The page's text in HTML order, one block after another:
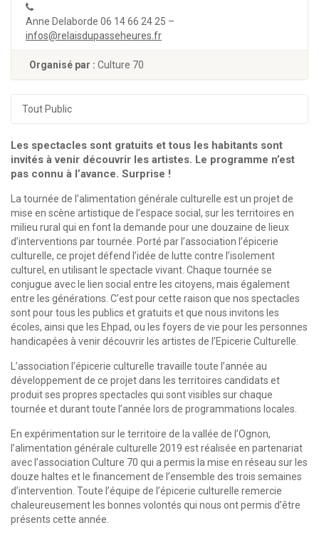
Anne Delaborde 06 14 66 24 25 –
infos@relaisdupasseheures.fr
Organisé par : Culture 70
Tout Public
Les spectacles sont gratuits et tous les habitants sont
invités à venir découvrir les artistes. Le programme n’est
pas connu à l’avance. Surprise !
La tournée de l’alimentation générale culturelle est un projet de
mise en scène artistique de l’espace social, sur les territoires en
milieu rural qui en font la demande pour une douzaine de lieux
d’interventions par tournée. Porté par l’association l’épicerie
culturelle, ce projet défend l’idée de lutte contre l’isolement
culturel, en utilisant le spectacle vivant. Chaque tournée se
conjugue avec le lien social entre les citoyens, mais également
entre les générations. C’est pour cette raison que nos spectacles
sont pour tous les publics et gratuits et que nous invitons les
écoles, ainsi que les Ehpad, ou les foyers de vie pour les personnes
handicapées à venir découvrir les artistes de l’Epicerie Culturelle.
L’association l’épicerie culturelle travaille toute l’année au
développement de ce projet dans les territoires candidats et
produit ses propres spectacles qui sont visibles sur chaque
tournée et durant toute l’année lors de programmations locales.
En expérimentation sur le territoire de la vallée de l’Ognon,
l’alimentation générale culturelle 2019 est réalisée en partenariat
avec l’association Culture 70 qui a permis la mise en réseau sur les
douze haltes et le financement de l’ensemble des trois semaines
d’intervention. Toute l’équipe de l’épicerie culturelle remercie
chaleureusement les bonnes volontés qui nous ont permis d’être
présents cette année.